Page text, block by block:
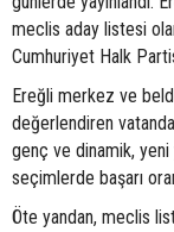
meclis aday listesi
Cumhuriyet Halk
Ereğli merkez ve
değerlendiren
genç ve dinamik, yeni
seçimlerde başarı
Öte yandan, meclis